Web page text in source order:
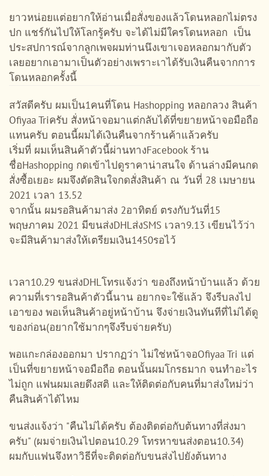
ยาวหน่อยแต่อยากให้อ่านเมื่อสั่งของแล้วโดนหลอกไม่ตรง
ปก แชร์กันไปให้โลกรู้ครับ จะได้ไม่มีใครโดนหลอก เป็น
ประสปการณ์จากลูกเพจผมท่านนึงเขาเจอหลอกมากับตัว
เลยอยากเอามาเป็นตัวอย่างเพราะเาได้รับเงินคืนจากการ
โดนหลอกครั้งนี้
สวัสดีครับ ผมเป็น1คนที่โดน Hashopping หลอกลวง สินค้า
Ofiyaa Triครับ สั่งหน้าจอมาแต่กลับได้ที่ขยายหน้าจอมือถือ
แทนครับ ตอนนี้ผมได้เงินคืนจากร้านค้าแล้วครับ
เริ่มที่ ผมเห็นสินค้าตัวนี้ผ่านทางFacebook ร้าน
ชื่อHashopping กดเข้าไปดูราคาน่าสนใจ ด้านล่างมีคนกด
สั่งซื้อเยอะ ผมจึงตัดสินใจกดสั่งสินค้า ณ วันที่ 28 เมษายน
2021 เวลา 13.52
จากนั้น ผมรอสินค้ามาส่ง 2อาทิตย์ ตรงกับวันที่15
พฤษภาคม 2021 มีขนส่งDHLส่งSMS เวลา9.13 เขียนไว้ว่า
จะมีสินค้ามาส่งให้เตรียมเงิน1450รอไว้
เวลา10.29 ขนส่งDHLโทรแจ้งว่า ของถึงหน้าบ้านแล้ว ด้วย
ความที่เรารอสินค้าตัวนี้นาน อยากจะใช้แล้ว จึงรีบลงไป
เอาของ พอเห็นสินค้าอยู่หน้าบ้าน จึงจ่ายเงินทันทีที่ไม่ได้ดู
ของก่อน(อยากใช้มากๆจึงรีบจ่ายครับ)
พอแกะกล่องออกมา ปรากฏว่า ไม่ใช่หน้าจอOfiyaa Tri แต่
เป็นที่ขยายหน้าจอมือถือ ตอนนั้นผมโกรธมาก จนทำอะไร
ไม่ถูก แฟนผมเลยดึงสติ และให้ติดต่อกับคนที่มาส่งใหม่ว่า
คืนสินค้าได้ไหม
ขนส่งแจ้งว่า "คืนไม่ได้ครับ ต้องติดต่อกับต้นทางที่ส่งมา
ครับ" (ผมจ่ายเงินไปตอน10.29 โทรหาขนส่งตอน10.34)
ผมกับแฟนจึงหาวิธีที่จะติดต่อกับขนส่งไปยังต้นทาง